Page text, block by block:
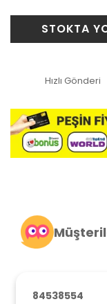
STOKTA
Hızlı Gönderi
84538554